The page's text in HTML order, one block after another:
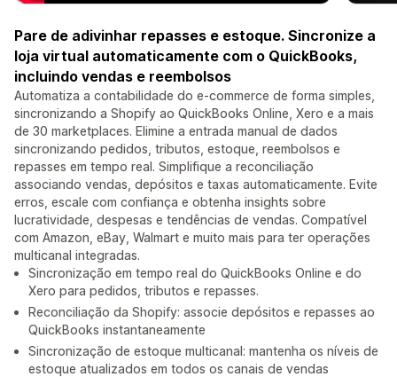
Pare de adivinhar repasses e estoque. Sincronize a
loja virtual automaticamente com o QuickBooks,
incluindo vendas e reembolsos
Automatiza a contabilidade do e-commerce de forma simples,
sincronizando a Shopify ao QuickBooks Online, Xero e a mais
de 30 marketplaces. Elimine a entrada manual de dados
sincronizando pedidos, tributos, estoque, reembolsos e
repasses em tempo real. Simplifique a reconciliação
associando vendas, depósitos e taxas automaticamente. Evite
erros, escale com confiança e obtenha insights sobre
lucratividade, despesas e tendências de vendas. Compatível
com Amazon, eBay, Walmart e muito mais para ter operações
multicanal integradas.
Sincronização em tempo real do QuickBooks Online e do
Xero para pedidos, tributos e repasses.
Reconciliação da Shopify: associe depósitos e repasses ao
QuickBooks instantaneamente
Sincronização de estoque multicanal: mantenha os níveis de
estoque atualizados em todos os canais de vendas